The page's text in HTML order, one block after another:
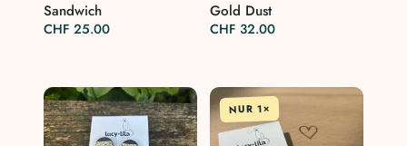
Sandwich
CHF 25.00
Gold Dust
CHF 32.00
NUR 1×